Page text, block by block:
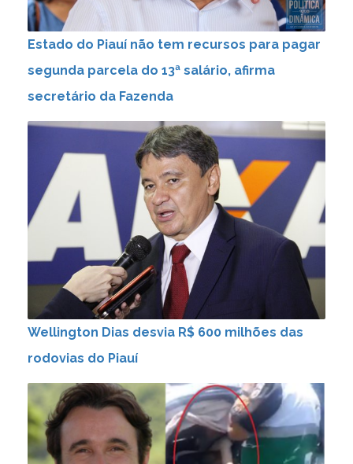
Estado do Piauí não tem recursos para pagar
segunda parcela do 13ª salário, afirma
secretário da Fazenda
Wellington Dias desvia R$ 600 milhões das
rodovias do Piauí